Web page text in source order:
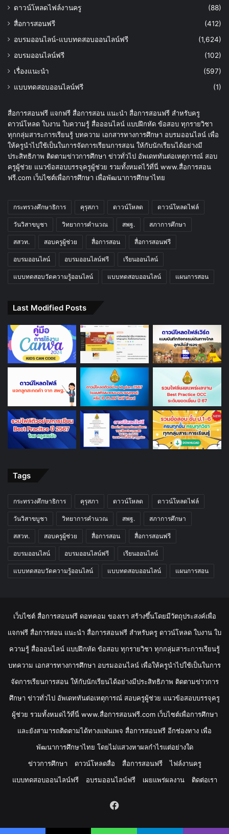
ดาวน์โหลดไฟล์งานครู
(88)
สื่อการสอนฟรี
(412)
อบรมออนไลน์-แบบทดสอบออนไลน์ฟรี
(1,624)
อบรมออนไลน์ฟรี
(102)
เรื่องแนะนำ
(597)
แบบทดสอบออนไลน์ฟรี
(1)
สื่อการสอนฟรี แจกฟรี สื่อการสอน แนะนำ สื่อการสอนฟรี สำหรับครู
ดาวน์โหลด ใบงาน ใบความรู้ สื่อออนไลน์ แบบฝึกหัด ข้อสอบ ทุกรายวิชา
ทุกกลุ่มสาระการเรียนรู้ บทความ เอกสารทางการศึกษา อบรมออนไลน์ เพื่อ
ให้ครูนำไปใช้เป็นในการจัดการเรียนการสอน ให้กับนักเรียนได้อย่างมี
ประสิทธิภาพ ติดตามข่าวการศึกษา ข่าวทั่วไป อัพเดททันต่อเหตุการณ์ สอบ
ครูผู้ช่วย แนวข้อสอบบรรจุครูผู้ช่วย รวมทั้งหมดไว้ที่นี่ www.สื่อการสอน
ฟรี.com เว็บไซต์เพื่อการศึกษา เพื่อพัฒนาการศึกษาไทย
กระทรวงศึกษาธิการ คุรุสภา ดาวน์โหลด ดาวน์โหลดไฟล์
วันวิสาขบูชา วิทยาการคำนวณ สพฐ. สภาการศึกษา
สสวท. สอบครูผู้ช่วย สื่อการสอน สื่อการสอนฟรี
อบรมออนไลน์ อบรมออนไลน์ฟรี เรียนออนไลน์
แบบทดสอบวัดความรู้ออนไลน์ แบบทดสอบออนไลน์ แผนการสอน
Last Modified Posts
Tags
กระทรวงศึกษาธิการ คุรุสภา ดาวน์โหลด ดาวน์โหลดไฟล์
วันวิสาขบูชา วิทยาการคำนวณ สพฐ. สภาการศึกษา
สสวท. สอบครูผู้ช่วย สื่อการสอน สื่อการสอนฟรี
อบรมออนไลน์ อบรมออนไลน์ฟรี เรียนออนไลน์
แบบทดสอบวัดความรู้ออนไลน์ แบบทดสอบออนไลน์ แผนการสอน
เว็บไซต์ สื่อการสอนฟรี ดอทคอม ของเรา สร้างขึ้นโดยมีวัตถุประสงค์เพื่อ
แจกฟรี สื่อการสอน แนะนำ สื่อการสอนฟรี สำหรับครู ดาวน์โหลด ใบงาน ใบ
ความรู้ สื่อออนไลน์ แบบฝึกหัด ข้อสอบ ทุกรายวิชา ทุกกลุ่มสาระการเรียนรู้
บทความ เอกสารทางการศึกษา อบรมออนไลน์ เพื่อให้ครูนำไปใช้เป็นในการ
จัดการเรียนการสอน ให้กับนักเรียนได้อย่างมีประสิทธิภาพ ติดตามข่าวการ
ศึกษา ข่าวทั่วไป อัพเดททันต่อเหตุการณ์ สอบครูผู้ช่วย แนวข้อสอบบรรจุครู
ผู้ช่วย รวมทั้งหมดไว้ที่นี่ www.สื่อการสอนฟรี.com เว็บไซต์เพื่อการศึกษา
และยังสามารถติดตามได้ทางแฟนเพจ สื่อการสอนฟรี อีกช่องทาง เพื่อ
พัฒนาการศึกษาไทย โดยไม่แสวงหาผลกำไรแต่อย่างใด
ข่าวการศึกษา
ดาวน์โหลดสื่อ สื่อการสอนฟรี
ไฟล์งานครู
แบบทดสอบออนไลน์ฟรี
อบรมออนไลน์ฟรี เผยแพร่ผลงาน ติดต่อเรา
Facebook